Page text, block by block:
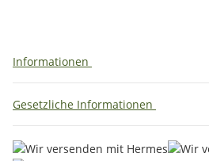
Informationen
Gesetzliche Informationen